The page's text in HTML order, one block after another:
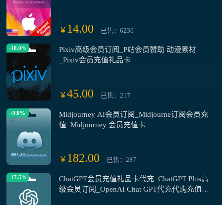
￥ 14.00 已售：6236
-10.0%
Pixiv高级会员订阅_P站会员赞助 动漫素材
_Pixiv会员充值礼品卡
￥45.00 已售：217
-9.0%
Midjourney AI会员订阅_Midjourne订阅会员充
值_Midjourney 会员充值卡
￥ 182.00 已售：287
-17.5%
ChatGPT会员充值礼品卡代充_ChatGPT Plus高
级会员订阅_OpenAI Chat GPT代充代购充值卡